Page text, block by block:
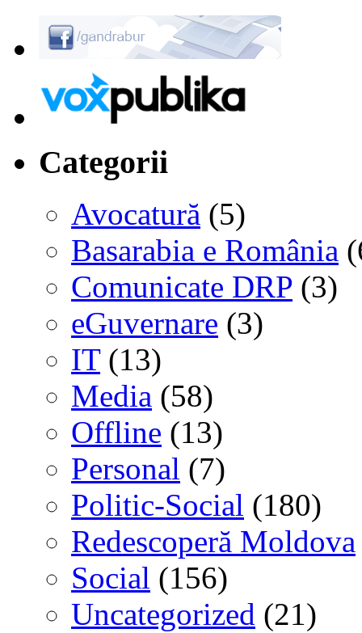
Categorii
Avocatură (5)
Basarabia e România
Comunicate DRP (3)
eGuvernare (3)
IT(13)
Media (58)
Offline (13)
Personal (7)
Politic-Social (180)
Redescoperă Moldova
Social (156)
Uncategorized (21)